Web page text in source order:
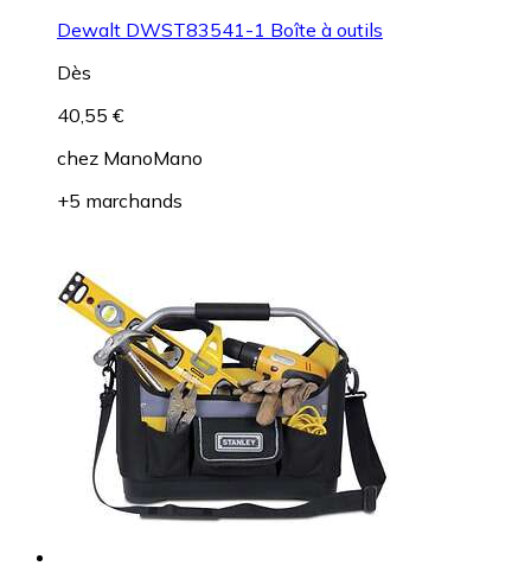
Dewalt DWST83541-1 Boîte à outils
Dès
40,55 €
chez ManoMano
+5 marchands